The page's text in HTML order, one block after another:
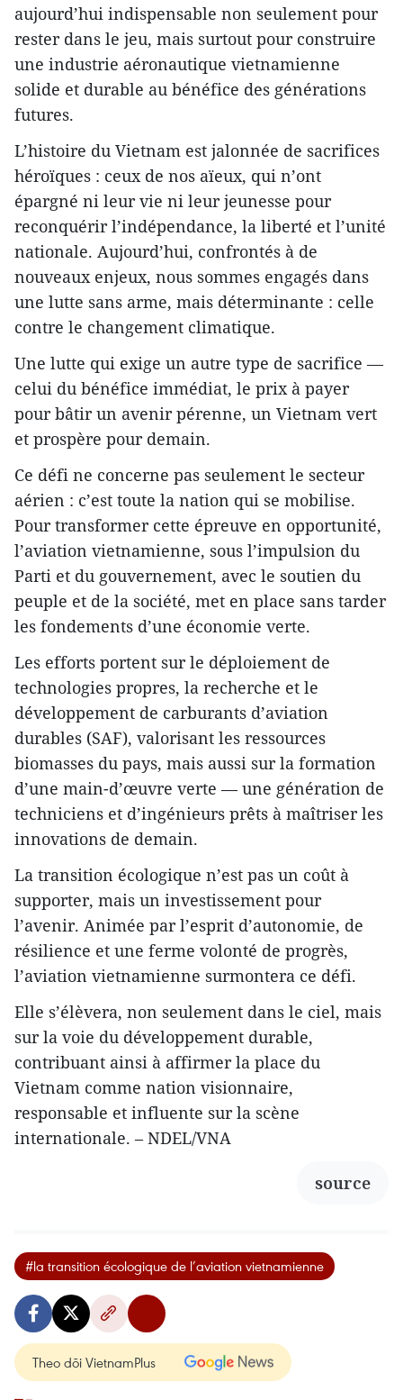
aujourd’hui indispensable non seulement pour
rester dans le jeu, mais surtout pour construire
une industrie aéronautique vietnamienne
solide et durable au bénéfice des générations
futures.
L’histoire du Vietnam est jalonnée de sacrifices
héroïques : ceux de nos aïeux, qui n’ont
épargné ni leur vie ni leur jeunesse pour
reconquérir l’indépendance, la liberté et l’unité
nationale. Aujourd’hui, confrontés à de
nouveaux enjeux, nous sommes engagés dans
une lutte sans arme, mais déterminante : celle
contre le changement climatique.
Une lutte qui exige un autre type de sacrifice —
celui du bénéfice immédiat, le prix à payer
pour bâtir un avenir pérenne, un Vietnam vert
et prospère pour demain.
Ce défi ne concerne pas seulement le secteur
aérien : c’est toute la nation qui se mobilise.
Pour transformer cette épreuve en opportunité,
l’aviation vietnamienne, sous l’impulsion du
Parti et du gouvernement, avec le soutien du
peuple et de la société, met en place sans tarder
les fondements d’une économie verte.
Les efforts portent sur le déploiement de
technologies propres, la recherche et le
développement de carburants d’aviation
durables (SAF), valorisant les ressources
biomasses du pays, mais aussi sur la formation
d’une main-d’œuvre verte — une génération de
techniciens et d’ingénieurs prêts à maîtriser les
innovations de demain.
La transition écologique n’est pas un coût à
supporter, mais un investissement pour
l’avenir. Animée par l’esprit d’autonomie, de
résilience et une ferme volonté de progrès,
l’aviation vietnamienne surmontera ce défi.
Elle s’élèvera, non seulement dans le ciel, mais
sur la voie du développement durable,
contribuant ainsi à affirmer la place du
Vietnam comme nation visionnaire,
responsable et influente sur la scène
internationale. – NDEL/VNA
source
#la transition écologique de l’aviation vietnamienne
Theo dõi VietnamPlus